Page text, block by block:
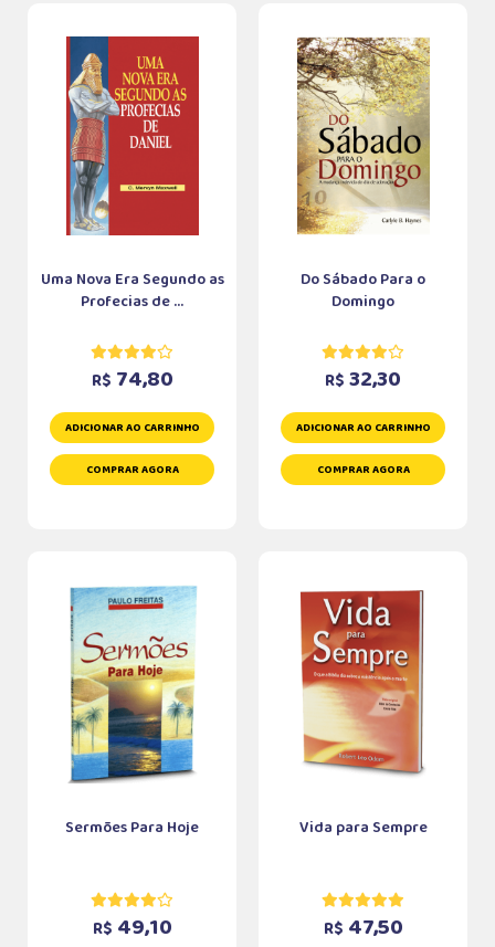
Uma Nova Era Segundo as
Profecias de ...
R$ 74,80
ADICIONAR AO CARRINHO
COMPRAR AGORA
Do Sábado Para o
Domingo
R$ 32,30
ADICIONAR AO CARRINHO
COMPRAR AGORA
Sermões Para Hoje
R$ 49,10
Vida para Sempre
R$ 47,50